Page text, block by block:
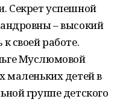
Секрет успешной
– высокий
своей работе.
Муслюмовой
маленьких детей в
группе детского